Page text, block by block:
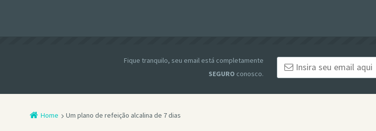
Fique tranquilo, seu email está completamente
SEGURO conosco.
Home Um plano de refeição alcalina de 7 dias